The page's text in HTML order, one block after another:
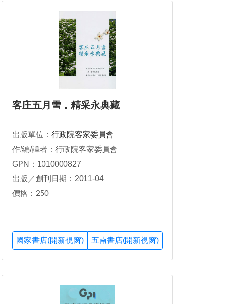
客庄五月雪．精采永典藏
出版單位： 行政院客家委員會
作/編/譯者：行政院客家委員會
GPN：1010000827
出版／創刊日期：2011-04
價格：250
國家書店(開新視窗) 五南書店(開新視窗)